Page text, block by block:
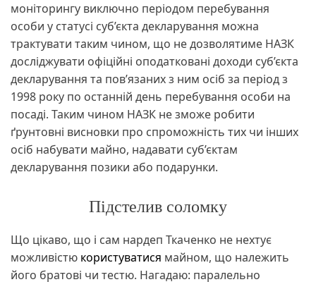
моніторингу виключно періодом перебування
особи у статусі суб’єкта декларування можна
трактувати таким чином, що не дозволятиме НАЗК
досліджувати офіційні оподатковані доходи суб’єкта
декларування та пов’язаних з ним осіб за період з
1998 року по останній день перебування особи на
посаді. Таким чином НАЗК не зможе робити
ґрунтовні висновки про спроможність тих чи інших
осіб набувати майно, надавати суб’єктам
декларування позики або подарунки.
Підстелив соломку
Що цікаво, що і сам нардеп Ткаченко не нехтує
можливістю користуватися майном, що належить
його братові чи тестю. Нагадаю: паралельно